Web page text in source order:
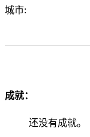
城市:
成就：
还没有成就。